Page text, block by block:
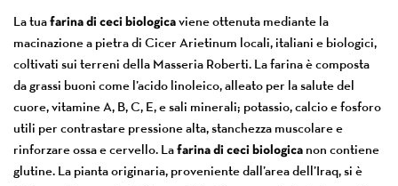
La tua farina di ceci biologica viene ottenuta mediante la
macinazione a pietra di Cicer Arietinum locali, italiani e biologici,
coltivati sui terreni della Masseria Roberti. La farina è composta
da grassi buoni come l’acido linoleico, alleato per la salute del
cuore, vitamine A, B, C, E, e sali minerali; potassio, calcio e fosforo
utili per contrastare pressione alta, stanchezza muscolare e
rinforzare ossa e cervello. La farina di ceci biologica non contiene
glutine. La pianta originaria, proveniente dall’area dell’Iraq, si è